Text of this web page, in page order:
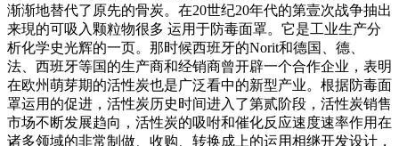
渐渐地替代了原先的骨炭。在20世纪20年代的第壹次战争抽出
来現的可吸入颗粒物很多 运用于防毒面罩。它是工业生产分
析化学史光辉的一页。那时候西班牙的Norit和德国、德、
法、西班牙等国的生产商和经销商曾开辟一个合作企业，表明
在欧州萌芽期的活性炭也是广泛看中的新型产业。根据防毒面
罩运用的促进，活性炭历史时间进入了第贰阶段，活性炭销售
市场不断发展趋向，活性炭的吸咐和催化反应速度速率作用在
诸多领域的非常制做、收购、转换成上的运用相继开发设计，